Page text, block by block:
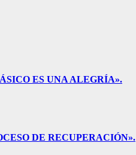
ES UNA ALEGRÍA».
DE RECUPERACIÓN».